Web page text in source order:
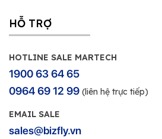
HỖ TRỢ
HOTLINE SALE MARTECH
1900 63 64 65
0964 69 12 99 (liên hệ trực tiếp)
EMAIL SALE
sales@bizfly.vn